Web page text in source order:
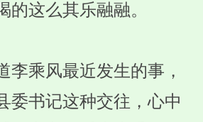
的这么其乐融融。
乘风最近发生的事，
委书记这种交往，心中